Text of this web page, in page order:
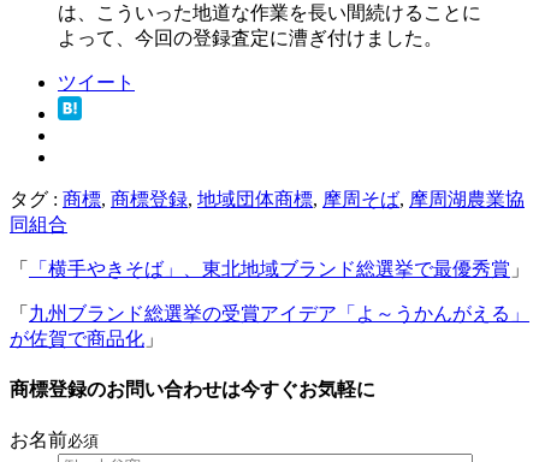
は、こういった地道な作業を長い間続けることに
よって、今回の登録査定に漕ぎ付けました。
ツイート
タグ : 商標, 商標登録, 地域団体商標, 摩周そば, 摩周湖農業協
同組合
「 「横手やきそば」、東北地域ブランド総選挙で最優秀賞 」
「 九州ブランド総選挙の受賞アイデア「よ～うかんがえる」
が佐賀で商品化 」
商標登録のお問い合わせは今すぐお気軽に
お名前必須